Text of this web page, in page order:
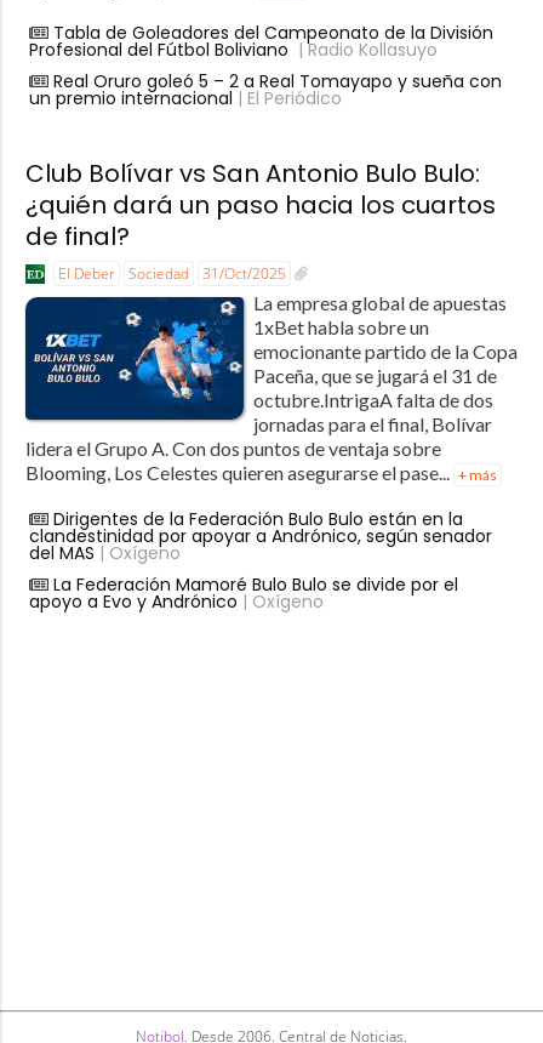
Tabla de Goleadores del Campeonato de la División
Profesional del Fútbol Boliviano | Radio Kollasuyo
Real Oruro goleó 5 – 2 a Real Tomayapo y sueña con
un premio internacional | El Periódico
Club Bolívar vs San Antonio Bulo Bulo:
¿quién dará un paso hacia los cuartos
de final?
El Deber Sociedad 31/Oct/2025
La empresa global de apuestas
1xBet habla sobre un
emocionante partido de la Copa
Paceña, que se jugará el 31 de
octubre.IntrigaA falta de dos
jornadas para el final, Bolívar
lidera el Grupo A. Con dos puntos de ventaja sobre
Blooming, Los Celestes quieren asegurarse el pase... + más
Dirigentes de la Federación Bulo Bulo están en la
clandestinidad por apoyar a Andrónico, según senador
del MAS | Oxígeno
La Federación Mamoré Bulo Bulo se divide por el
apoyo a Evo y Andrónico | Oxígeno
Notibol. Desde 2006. Central de Noticias.